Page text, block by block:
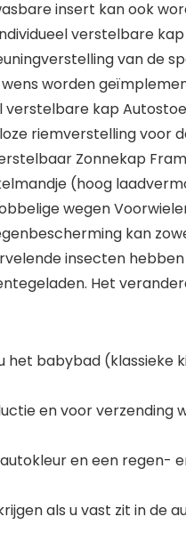
insert kan ook
verstelbare
van de
worden
kap
riemverstelling voor
Zonnekap
(hoog
wegen
kan
insecten
Het
het babybad
en voor
en een regen-
als u vast zit in de